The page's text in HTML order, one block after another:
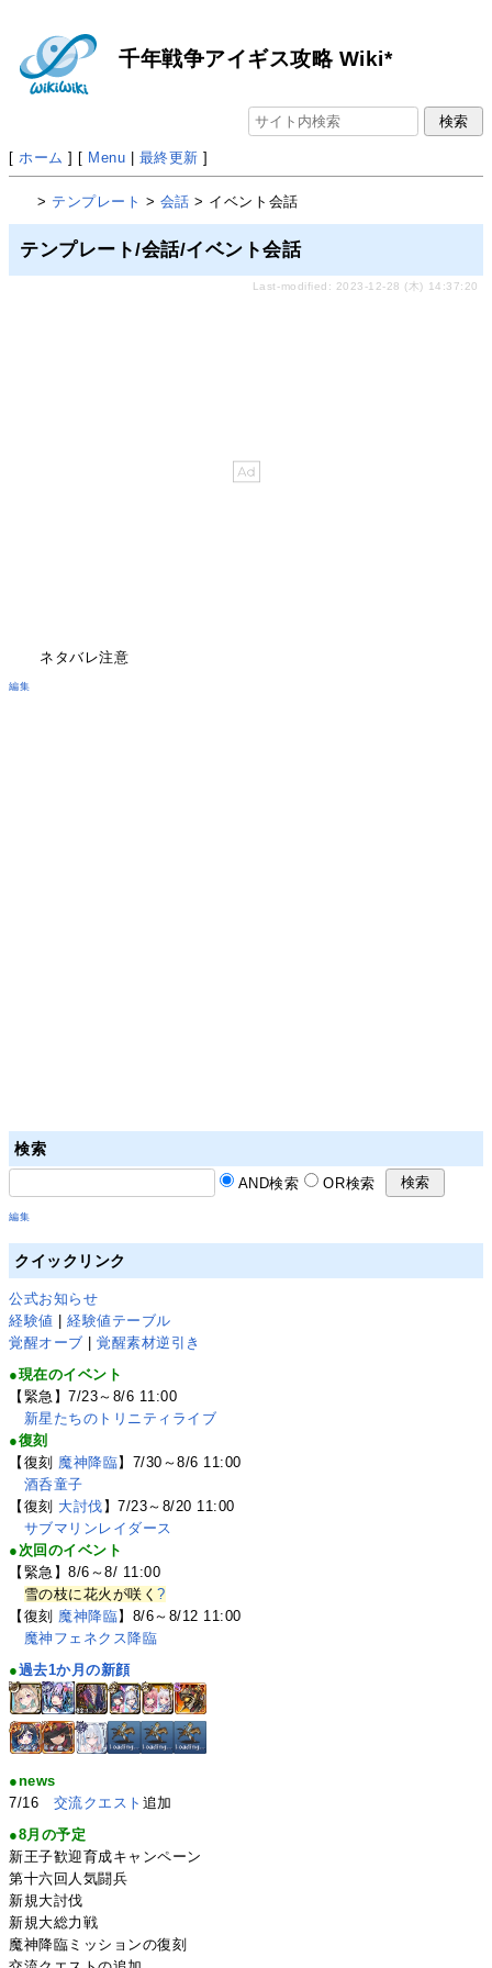
千年戦争アイギス攻略 Wiki*
[ ホーム ] [ Menu | 最終更新 ]
> テンプレート > 会話 > イベント会話
テンプレート/会話/イベント会話
Last-modified: 2023-12-28 (木) 14:37:20
ネタバレ注意
編集
検索
AND検索 OR検索
編集
クイックリンク
公式お知らせ
経験値 |経験値テーブル
覚醒オーブ |覚醒素材逆引き
●現在のイベント
【緊急】7/23～8/6 11:00
新星たちのトリニティライブ
●復刻
【復刻 魔神降臨】7/30～8/6 11:00
酒呑童子
【復刻 大討伐 】7/23～8/20 11:00
サブマリンレイダース
●次回のイベント
【緊急】8/6～8/ 11:00
雪の枝に花火が咲く?
【復刻 魔神降臨】8/6～8/12 11:00
魔神フェネクス降臨
●過去1か月の新顔
●news
7/16 交流クエスト 追加
●8月の予定
新王子歓迎育成キャンペーン
第十六回人気闘兵
新規大討伐
新規大総力戦
魔神降臨ミッションの復刻